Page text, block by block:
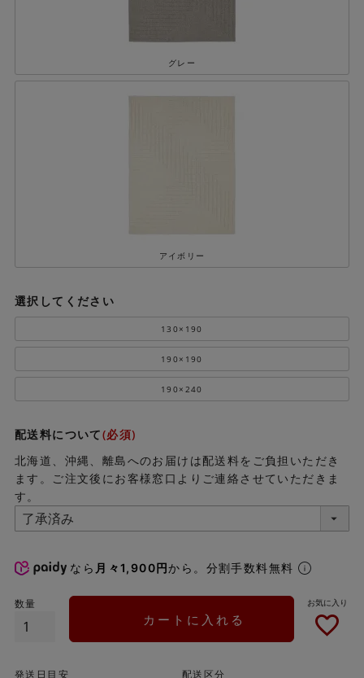
グレー
アイボリー
選択してください
130×190
190×190
190×240
配送料について(必須)
北海道、沖縄、離島へのお届けは配送料をご負担いただき
ます。ご注文後にお客様窓口よりご連絡させていただきま
す。
なら 月々1,900円から。分割手数料無料
カートに入れる
発送日目安 配送区分